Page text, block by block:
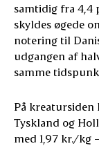
samtidig fra 4,4
skyldes øgede
notering til
udgangen af
samme
På kreatursiden
Tyskland og
med 1,97 kr./kg